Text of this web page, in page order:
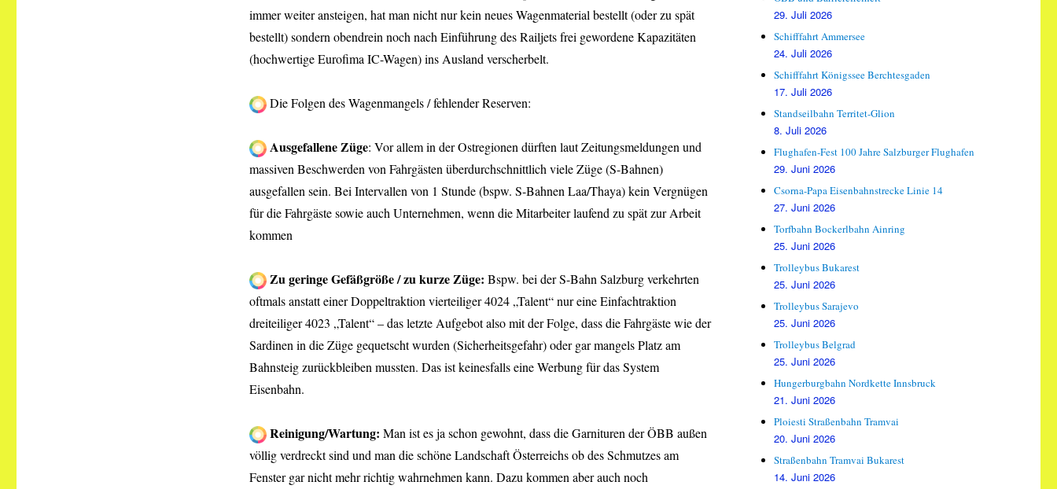
immer weiter ansteigen, hat man nicht nur kein neues Wagenmaterial bestellt (oder zu spät
bestellt) sondern obendrein noch nach Einführung des Railjets frei gewordene Kapazitäten
(hochwertige Eurofima IC-Wagen) ins Ausland verscherbelt.
Die Folgen des Wagenmangels / fehlender Reserven:
Ausgefallene Züge: Vor allem in der Ostregionen dürften laut Zeitungsmeldungen und
massiven Beschwerden von Fahrgästen überdurchschnittlich viele Züge (S-Bahnen)
ausgefallen sein. Bei Intervallen von 1 Stunde (bspw. S-Bahnen Laa/Thaya) kein Vergnügen
für die Fahrgäste sowie auch Unternehmen, wenn die Mitarbeiter laufend zu spät zur Arbeit
kommen
Zu geringe Gefäßgröße / zu kurze Züge: Bspw. bei der S-Bahn Salzburg verkehrten
oftmals anstatt einer Doppeltraktion vierteiliger 4024 „Talent“ nur eine Einfachtraktion
dreiteiliger 4023 „Talent“ – das letzte Aufgebot also mit der Folge, dass die Fahrgäste wie der
Sardinen in die Züge gequetscht wurden (Sicherheitsgefahr) oder gar mangels Platz am
Bahnsteig zurückbleiben mussten. Das ist keinesfalls eine Werbung für das System
Eisenbahn.
Reinigung/Wartung: Man ist es ja schon gewohnt, dass die Garnituren der ÖBB außen
völlig verdreckt sind und man die schöne Landschaft Österreichs ob des Schmutzes am
Fenster gar nicht mehr richtig wahrnehmen kann. Dazu kommen aber auch noch
29. Juli 2026
Schifffahrt Ammersee
24. Juli 2026
Schifffahrt Königssee Berchtesgaden
17. Juli 2026
Standseilbahn Territet-Glion
8. Juli 2026
Flughafen-Fest 100 Jahre Salzburger Flughafen
29. Juni 2026
Csorna-Papa Eisenbahnstrecke Linie 14
27. Juni 2026
Torfbahn Bockerlbahn Ainring
25. Juni 2026
Trolleybus Bukarest
25. Juni 2026
Trolleybus Sarajevo
25. Juni 2026
Trolleybus Belgrad
25. Juni 2026
Hungerburgbahn Nordkette Innsbruck
21. Juni 2026
Ploiesti Straßenbahn Tramvai
20. Juni 2026
Straßenbahn Tramvai Bukarest
14. Juni 2026